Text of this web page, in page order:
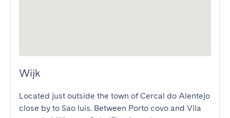
Wijk
Located just outside the town of Cercal do Alentejo
close by to Sao luis. Between Porto covo and Vila